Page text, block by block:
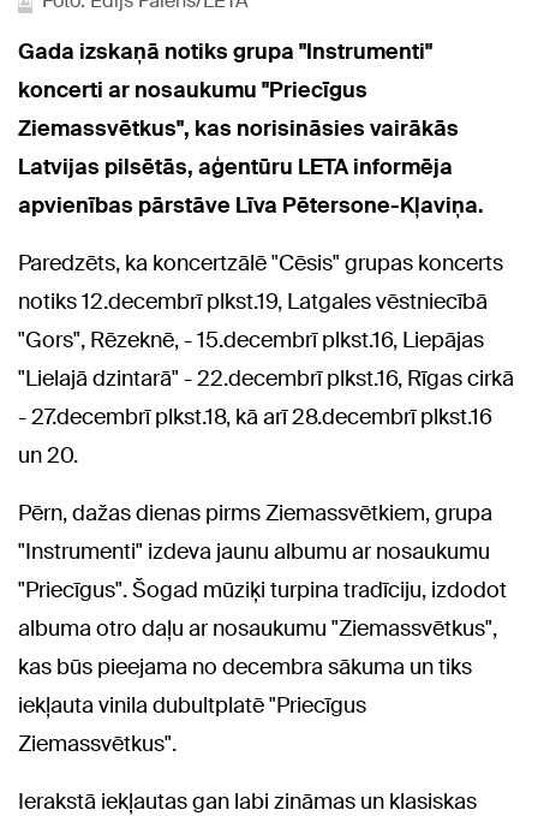
Gada izskaņā notiks grupa "Instrumenti"
koncerti ar nosaukumu "Priecīgus
Ziemassvētkus", kas norisināsies vairākās
Latvijas pilsētās, aģentūru LETA informēja
apvienības pārstāve Līva Pētersone-Kļaviņa.
Paredzēts, ka koncertzālē "Cēsis" grupas koncerts
notiks 12.decembrī plkst.19, Latgales vēstniecībā
"Gors", Rēzeknē, - 15.decembrī plkst.16, Liepājas
"Lielajā dzintarā" - 22.decembrī plkst.16, Rīgas cirkā
- 27.decembrī plkst.18, kā arī 28.decembrī plkst.16
un 20.
Pērn, dažas dienas pirms Ziemassvētkiem, grupa
"Instrumenti" izdeva jaunu albumu ar nosaukumu
"Priecīgus". Šogad mūziķi turpina tradīciju, izdodot
albuma otro daļu ar nosaukumu "Ziemassvētkus",
kas būs pieejama no decembra sākuma un tiks
iekļauta vinila dubultplatē "Priecīgus
Ziemassvētkus".
Ierakstā iekļautas gan labi zināmas un klasiskas